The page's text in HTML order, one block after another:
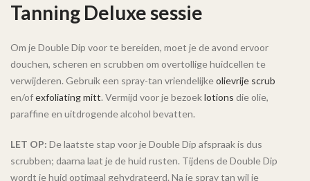
Tanning Deluxe sessie
Om je Double Dip voor te bereiden, moet je de avond ervoor
douchen, scheren en scrubben om overtollige huidcellen te
verwijderen. Gebruik een spray-tan vriendelijkeolievrije scrub
en/ofexfoliating mitt. Vermijd voor je bezoeklotions die olie,
paraffine en uitdrogende alcohol bevatten.
LET OP: De laatste stap voor je Double Dip afspraak is dus
scrubben; daarna laat je de huid rusten. Tijdens de Double Dip
wordt je huid optimaal gehydrateerd. Na je spray tan wil je